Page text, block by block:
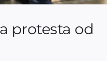
protesta od